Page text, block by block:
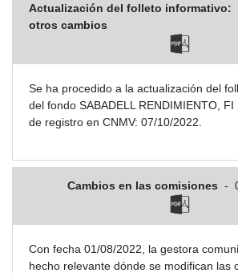
Actualización del folleto informativo:
otros cambios
Se ha procedido a la actualización del
del fondo SABADELL RENDIMIENTO, FI
de registro en CNMV: 07/10/2022.
Cambios en las comisiones -
Con fecha 01/08/2022, la gestora
hecho relevante dónde se modifican las